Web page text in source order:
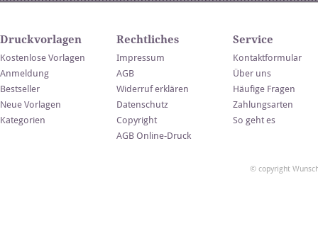
Druckvorlagen
Kostenlose Vorlagen
Anmeldung
Bestseller
Neue Vorlagen
Kategorien
Rechtliches
Impressum
AGB
Widerruf erklären
Datenschutz
Copyright
AGB Online-Druck
Service
Kontaktformular
Über uns
Häufige Fragen
Zahlungsarten
So geht es
© copyright